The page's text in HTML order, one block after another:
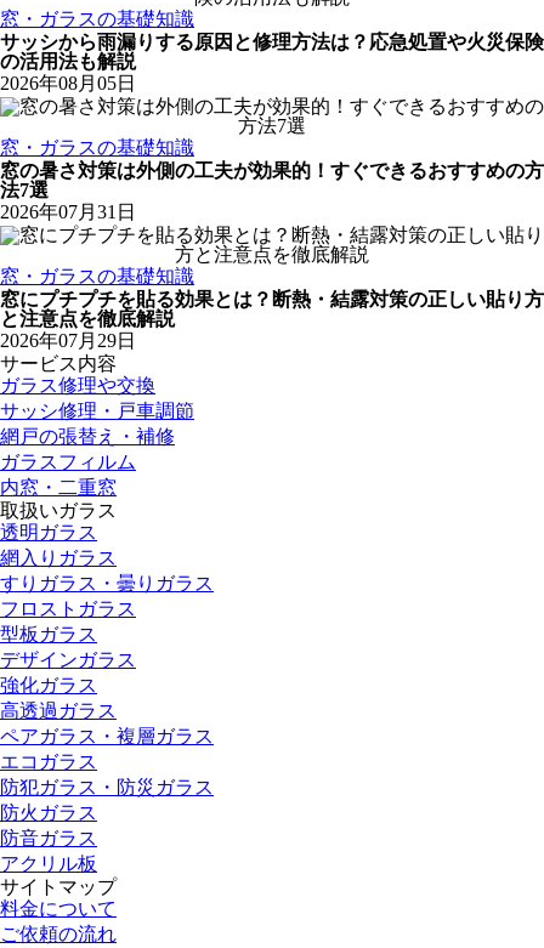
窓・ガラスの基礎知識
サッシから雨漏りする原因と修理方法は？応急処置や火災保険
の活用法も解説
2026年08月05日
窓・ガラスの基礎知識
窓の暑さ対策は外側の工夫が効果的！すぐできるおすすめの方
法7選
2026年07月31日
窓・ガラスの基礎知識
窓にプチプチを貼る効果とは？断熱・結露対策の正しい貼り方
と注意点を徹底解説
2026年07月29日
サービス内容
ガラス修理や交換
サッシ修理・戸車調節
網戸の張替え・補修
ガラスフィルム
内窓・二重窓
取扱いガラス
透明ガラス
網入りガラス
すりガラス・曇りガラス
フロストガラス
型板ガラス
デザインガラス
強化ガラス
高透過ガラス
ペアガラス・複層ガラス
エコガラス
防犯ガラス・防災ガラス
防火ガラス
防音ガラス
アクリル板
サイトマップ
料金について
ご依頼の流れ